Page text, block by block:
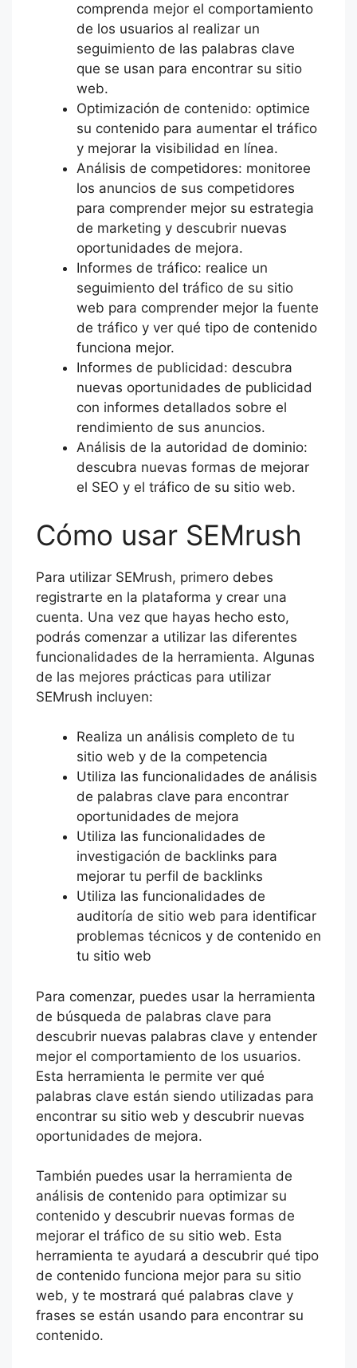
comprenda mejor el comportamiento
de los usuarios al realizar un
seguimiento de las palabras clave
que se usan para encontrar su sitio
web.
Optimización de contenido: optimice
su contenido para aumentar el tráfico
y mejorar la visibilidad en línea.
Análisis de competidores: monitoree
los anuncios de sus competidores
para comprender mejor su estrategia
de marketing y descubrir nuevas
oportunidades de mejora.
Informes de tráfico: realice un
seguimiento del tráfico de su sitio
web para comprender mejor la fuente
de tráfico y ver qué tipo de contenido
funciona mejor.
Informes de publicidad: descubra
nuevas oportunidades de publicidad
con informes detallados sobre el
rendimiento de sus anuncios.
Análisis de la autoridad de dominio:
descubra nuevas formas de mejorar
el SEO y el tráfico de su sitio web.
Cómo usar SEMrush
Para utilizar SEMrush, primero debes
registrarte en la plataforma y crear una
cuenta. Una vez que hayas hecho esto,
podrás comenzar a utilizar las diferentes
funcionalidades de la herramienta. Algunas
de las mejores prácticas para utilizar
SEMrush incluyen:
Realiza un análisis completo de tu
sitio web y de la competencia
Utiliza las funcionalidades de análisis
de palabras clave para encontrar
oportunidades de mejora
Utiliza las funcionalidades de
investigación de backlinks para
mejorar tu perfil de backlinks
Utiliza las funcionalidades de
auditoría de sitio web para identificar
problemas técnicos y de contenido en
tu sitio web
Para comenzar, puedes usar la herramienta
de búsqueda de palabras clave para
descubrir nuevas palabras clave y entender
mejor el comportamiento de los usuarios.
Esta herramienta le permite ver qué
palabras clave están siendo utilizadas para
encontrar su sitio web y descubrir nuevas
oportunidades de mejora.
También puedes usar la herramienta de
análisis de contenido para optimizar su
contenido y descubrir nuevas formas de
mejorar el tráfico de su sitio web. Esta
herramienta te ayudará a descubrir qué tipo
de contenido funciona mejor para su sitio
web, y te mostrará qué palabras clave y
frases se están usando para encontrar su
contenido.